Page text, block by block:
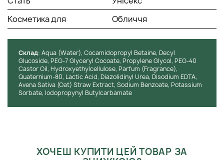
Використовувати пінку замість звичайного мила для
вмивання.
Косметика для
Обличчя
Cклад: Aqua (Water), Cocamidopropyl Betaine, Decyl
Glucoside, PEG-7 Glyceryl Cocoate, Propylene Glycol, PEG-40
Castor Oil, Hydroxyethylcellulose, Parfum (Fragrance),
Quaternium-80, Lactic Acid, Diazolidinyl Urea, Disodium EDTA,
Avena Sativa (Oat) Straw Extract, Sodium Benzoate, Potassium
Sorbate, Iodopropynyl Butylcarbamate
ХОЧЕШ КУПИТИ ЦЕЙ ТОВАР ЗА